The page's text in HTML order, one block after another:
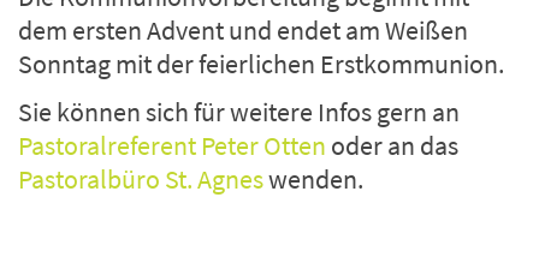
dem ersten Advent und endet am Weißen
Sonntag mit der feierlichen Erstkommunion.
Sie können sich für weitere Infos gern an
Pastoralreferent Peter Otten oder an das
Pastoralbüro St. Agneswenden.